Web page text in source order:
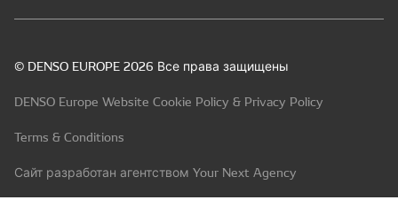
© DENSO EUROPE 2026 Все права защищены
DENSO Europe Website Cookie Policy & Privacy Policy
Terms & Conditions
Сайт разработан агентством Your Next Agency